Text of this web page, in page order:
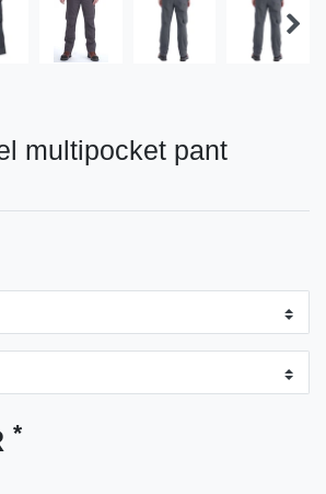
multipocket pant
*